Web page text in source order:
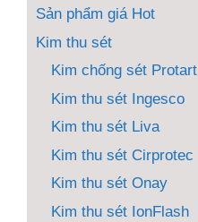
Sản phẩm giá Hot
Kim thu sét
Kim chống sét Protart
Kim thu sét Ingesco
Kim thu sét Liva
Kim thu sét Cirprotec
Kim thu sét Onay
Kim thu sét IonFlash